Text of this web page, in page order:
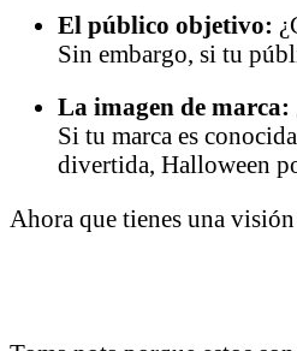
El público objetivo:
Sin embargo, si tu
La imagen de marca:
Si tu marca es
divertida, Halloween
Ahora que tienes una